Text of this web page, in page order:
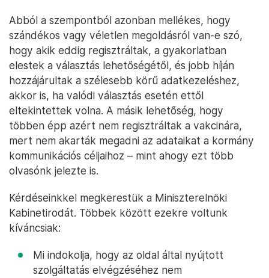
Abból a szempontból azonban mellékes, hogy
szándékos vagy véletlen megoldásról van-e szó,
hogy akik eddig regisztráltak, a gyakorlatban
elestek a választás lehetőségétől, és jobb híján
hozzájárultak a szélesebb körű adatkezeléshez,
akkor is, ha valódi választás esetén ettől
eltekintettek volna. A másik lehetőség, hogy
többen épp azért nem regisztráltak a vakcinára,
mert nem akarták megadni az adataikat a kormány
kommunikációs céljaihoz – mint ahogy ezt több
olvasónk jelezte is.
Kérdéseinkkel megkerestük a Miniszterelnöki
Kabinetirodát. Többek között ezekre voltunk
kíváncsiak:
Mi indokolja, hogy az oldal által nyújtott
szolgáltatás elvégzéséhez nem